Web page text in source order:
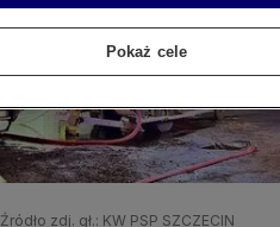
Źródło zdj. gł.: KW PSP SZCZECIN
Pokaż cele